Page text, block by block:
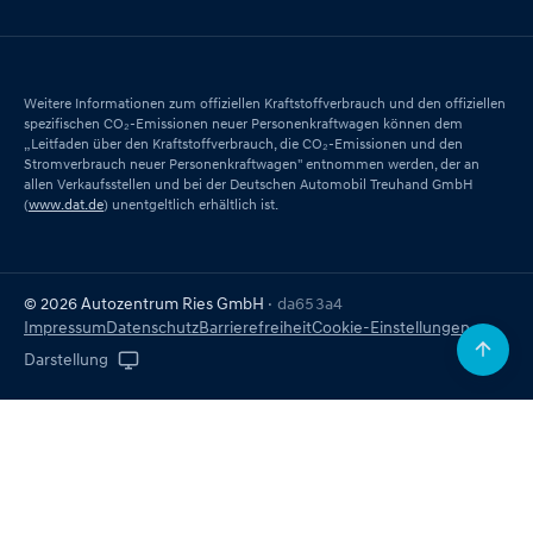
Weitere Informationen zum offiziellen Kraftstoffverbrauch und den offiziellen
spezifischen CO₂-Emissionen neuer Personenkraftwagen können dem
„Leitfaden über den Kraftstoffverbrauch, die CO₂-Emissionen und den
Stromverbrauch neuer Personenkraftwagen" entnommen werden, der an
allen Verkaufsstellen und bei der Deutschen Automobil Treuhand GmbH
(www.dat.de) unentgeltlich erhältlich ist.
© 2026 Autozentrum Ries GmbH · da653a4
ImpressumDatenschutzBarrierefreiheitCookie-Einstellungen
Darstellung